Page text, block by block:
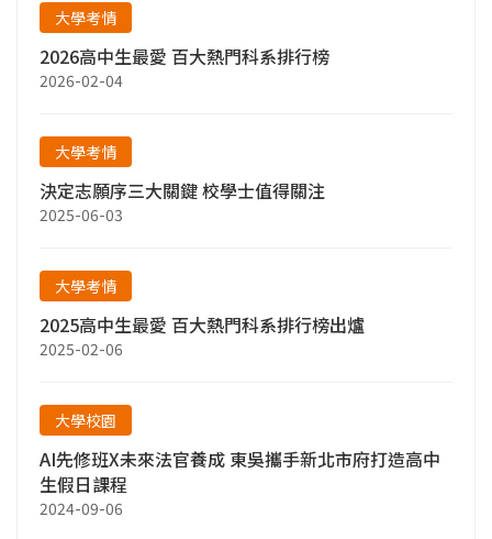
大學考情
2026高中生最愛 百大熱門科系排行榜
2026-02-04
大學考情
決定志願序三大關鍵 校學士值得關注
2025-06-03
大學考情
2025高中生最愛 百大熱門科系排行榜出爐
2025-02-06
大學校園
AI先修班X未來法官養成 東吳攜手新北市府打造高中
生假日課程
2024-09-06